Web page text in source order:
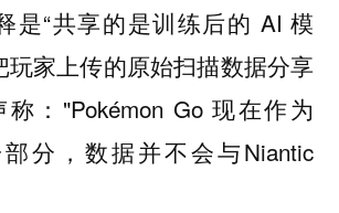
是“共享的是训练后的 AI 模
玩家上传的原始扫描数据分享
："Pokémon Go 现在作为
部分，数据并不会与Niantic